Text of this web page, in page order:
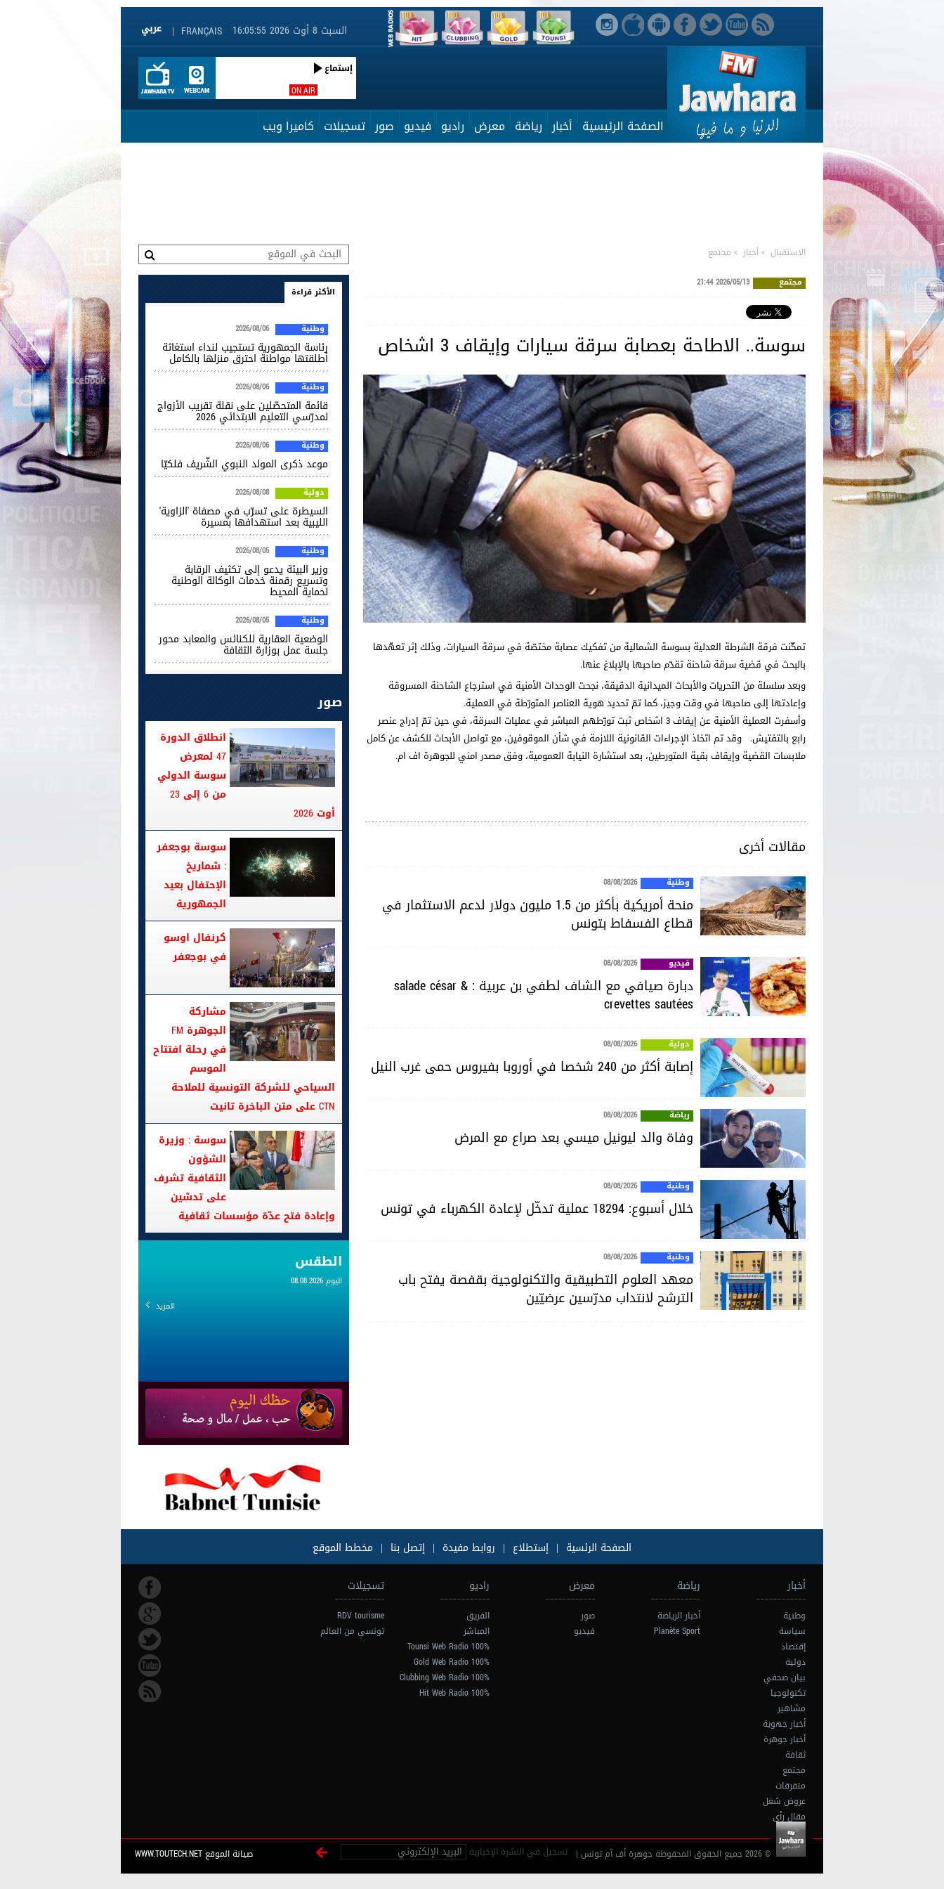
FRANÇAIS
| السبت 8 أوت 2026 16:05:55
ON AIR
إستماع
الصفحة الرئيسية أخبار رياضة معرض راديو فيديو صور تسجيلات كاميرا ويب
الاستقبال >أخبار > مجتمع
مجتمع 2026/05/13 21:44
سوسة.. الاطاحة بعصابة سرقة سيارات وإيقاف 3 اشخاص
تمكّنت فرقة الشرطة العدلية بسوسة الشمالية من تفكيك عصابة مختصّة في سرقة السيارات، وذلك إثر تعهّدها
بالبحث في قضية سرقة شاحنة تقدّم صاحبها بالإبلاغ عنها.
وبعد سلسلة من التحريات والأبحاث الميدانية الدقيقة، نجحت الوحدات الأمنية في استرجاع الشاحنة المسروقة
وإعادتها إلى صاحبها في وقت وجيز، كما تمّ تحديد هوية العناصر المتورّطة في العملية.
وأسفرت العملية الأمنية عن إيقاف 3 اشخاص ثبت تورّطهم المباشر في عمليات السرقة، في حين تمّ إدراج عنصر
رابع بالتفتيش. وقد تم اتخاذ الإجراءات القانونية اللازمة في شأن الموقوفين، مع تواصل الأبحاث للكشف عن كامل
ملابسات القضية وإيقاف بقية المتورطين، بعد استشارة النيابة العمومية، وفق مصدر امني للجوهرة اف ام.
مقالات أخرى
وطنية 08/08/2026
منحة أمريكية بأكثر من 1.5 مليون دولار لدعم الاستثمار في
قطاع الفسفاط بتونس
فيديو 08/08/2026
دبارة صيافي مع الشاف لطفي بن عربية : salade césar &
crevettes sautées
دولية 08/08/2026
إصابة أكثر من 240 شخصا في أوروبا بفيروس حمى غرب النيل
رياضة 08/08/2026
وفاة والد ليونيل ميسي بعد صراع مع المرض
وطنية 08/08/2026
خلال أسبوع: 18294 عملية تدخّل لإعادة الكهرباء في تونس
وطنية 08/08/2026
معهد العلوم التطبيقية والتكنولوجية بقفصة يفتح باب
الترشح لانتداب مدرّسين عرضيّين
الأكثر قراءة
وطنية 2026/08/06
رئاسة الجمهورية تستجيب لنداء استغاثة
أطلقتها مواطنة احترق منزلها بالكامل
وطنية 2026/08/06
قائمة المتحصّلين على نقلة تقريب الأزواج
لمدرّسي التعليم الابتدائي 2026
وطنية 2026/08/06
موعد ذكرى المولد النبوي الشّريف فلكيّا
دولية 2026/08/08
السيطرة على تسرّب في مصفاة 'الزاوية'
الليبية بعد استهدافها بمسيرة
وطنية 2026/08/05
وزير البيئة يدعو إلى تكثيف الرقابة
وتسريع رقمنة خدمات الوكالة الوطنية
لحماية المحيط
وطنية 2026/08/05
الوضعية العقارية للكنائس والمعابد محور
جلسة عمل بوزارة الثقافة
صور
انطلاق الدورة
47 لمعرض
سوسة الدولي
من 6 إلى 23
أوت 2026
سوسة بوجعفر
: شماريخ
الإحتفال بعيد
الجمهورية
كرنفال اوسو
في بوجعفر
مشاركة
الجوهرة FM
في رحلة افتتاح
الموسم
السياحي للشركة التونسية للملاحة
CTN على متن الباخرة تانيت
سوسة : وزيرة
الشؤون
الثقافية تشرف
على تدشين
وإعادة فتح عدّة مؤسسات ثقافية
الطقس
اليوم 08.08.2026
المزيد
الصفحة الرئسية | إستطلاع | روابط مفيدة | إتصل بنا | مخطط الموقع
أخبار
وطنية
سياسة
إقتصاد
دولية
بيان صحفي
تكنولوجيا
مشاهير
أخبار جهوية
أخبار جوهرة
ثقافة
مجتمع
متفرقات
عروض شغل
مقال رأي
رياضة
أخبار الرياضة
Planète Sport
معرض
صور
فيديو
راديو
الفريق
المباشر
100% Tounsi Web Radio
100% Gold Web Radio
100% Clubbing Web Radio
100% Hit Web Radio
تسجيلات
RDV tourisme
تونسي من العالم
© 2026 جميع الحقوق المحفوظة جوهرة أف آم تونس | تسجيل في النشرة الإخبارية صيانة الموقع WWW.TOUTECH.NET